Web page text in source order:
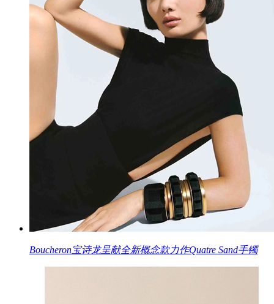
Boucheron宝诗龙呈献全新概念款力作Quatre Sand手镯